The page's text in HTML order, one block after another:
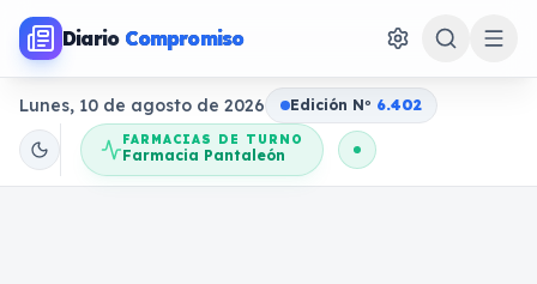
Diario Compromiso
Lunes, 10 de agosto de 2026 Edición No 6.402
FARMACIAS DE TURNO
Farmacia Pantaleón